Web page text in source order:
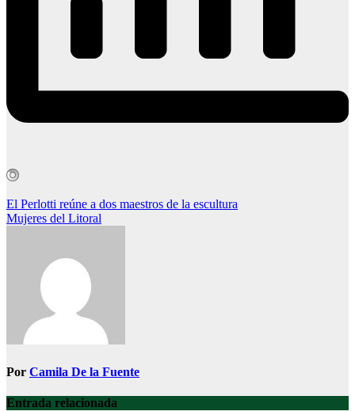
Navegación
de
El Perlotti reúne a dos maestros de la escultura
Mujeres del Litoral
Por Camila De la Fuente
Entrada relacionada